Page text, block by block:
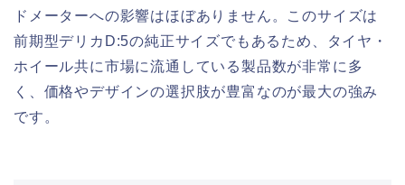
ドメーターへの影響はほぼありません。このサイズは
前期型デリカD:5の純正サイズでもあるため、タイヤ・
ホイール共に市場に流通している製品数が非常に多
く、価格やデザインの選択肢が豊富なのが最大の強み
です。